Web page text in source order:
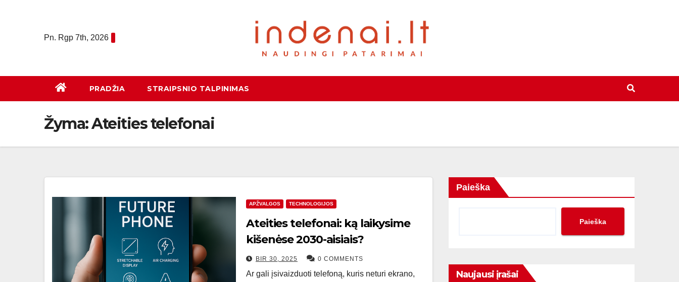
Pn. Rgp 7th, 2026
PRADŽIA STRAIPSNIO TALPINIMAS
Žyma:Ateities telefonai
APŽVALGOS TECHNOLOGIJOS
Ateities telefonai: ką laikysime
kišenėse 2030-aisiais?
BIR 30, 2025 0 COMMENTS
Ar gali įsivaizduoti telefoną, kuris neturi ekrano,
Paieška
Paieška
Naujausi įrašai